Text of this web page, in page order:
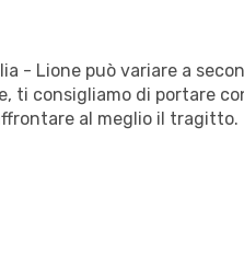
- Lione può variare a
ti consigliamo di portare
al meglio il tragitto.